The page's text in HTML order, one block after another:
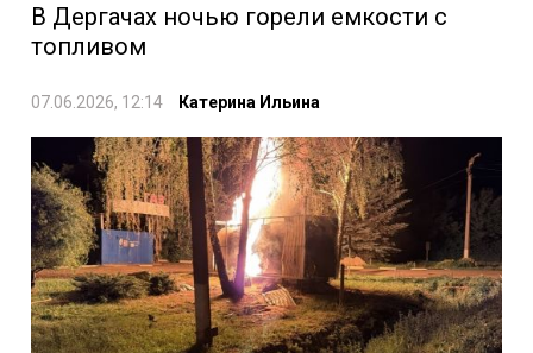
В Дергачах ночью горели емкости с
топливом
07.06.2026, 12:14 Катерина Ильина